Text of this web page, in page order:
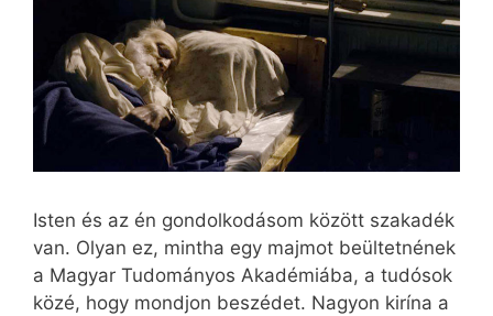
Isten és az én gondolkodásom között szakadék
van. Olyan ez, mintha egy majmot beültetnének
a Magyar Tudományos Akadémiába, a tudósok
közé, hogy mondjon beszédet. Nagyon kirína a